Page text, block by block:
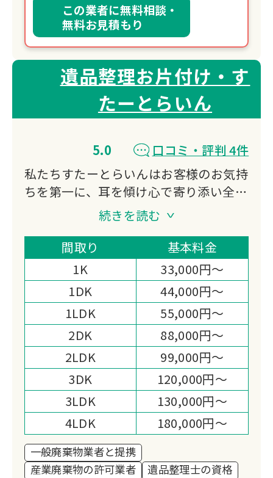
この業者に無料相談・
無料お見積もり
遺品整理お片付け・す
たーとらいん
5.0
口コミ・評判 4件
私たちすたーとらいんはお客様のお気持
ちを第一に、耳を傾け心で寄り添い全力
でお手伝いいたします。
それと同時に環境問題へも取り組んでお
ります、生前故人様が大切に使っていた
衣類や生活雑貨を破棄せずリサイクル・
リュースできる物は高価買取をさせてい
ただき、必要な方に使っていただけるよ
う仕組みを作っております。
また作業面でも高い評価ををいただいて
おります。
遺品整理士も2名在籍しており、男性ス
タッフでは難しい問題も女性スタッフが
責任をもって対応させていただきます。
遺品整理・お片付けすたーとらいんはお
客様の未来に繋がるお手伝いを全力でサ
ポートさせて頂きます。
続きを読む
間取り
基本料金
1K
33,000円～
1DK
44,000円～
1LDK
55,000円～
2DK
88,000円～
2LDK
99,000円～
3DK
120,000円～
3LDK
130,000円～
4LDK
180,000円～
一般廃棄物業者と提携
産業廃棄物の許可業者
遺品整理士の資格